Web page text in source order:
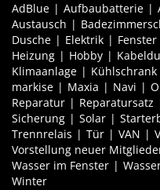
AdBlue Aufbaubatterie
Austausch
Dusche
Elektrik Fenster
Heizung
Hobby
Klimaanlage
Kühlschrank
markise
Maxia Navi
Reparatur
Reparatursatz
Sicherung
Solar
Trennrelais
Tür VAN
Vorstellung neuer
Wasser im Fenster
Winter